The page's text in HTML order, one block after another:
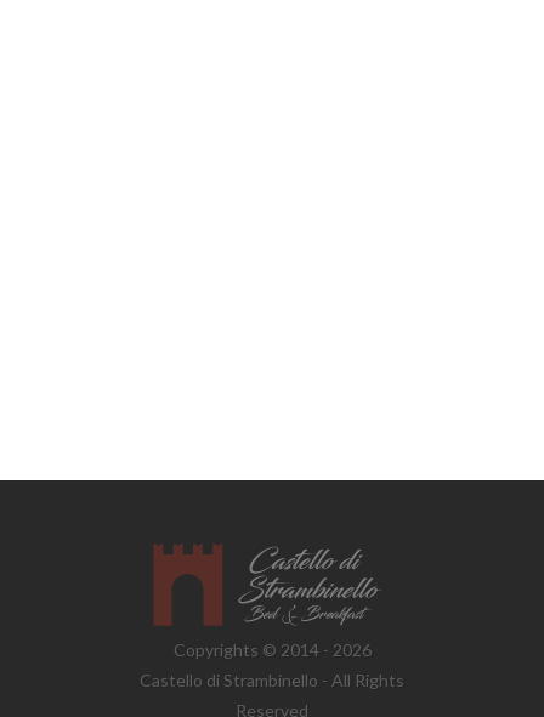
Copyrights © 2014 - 2026
Castello di Strambinello - All Rights
Reserved